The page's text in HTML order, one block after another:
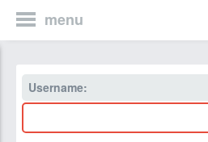
menu
Username: